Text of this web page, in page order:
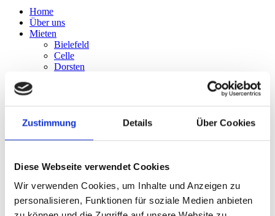
Zustimmung Details Über Cookies
Diese Webseite verwendet Cookies
Wir verwenden Cookies, um Inhalte und Anzeigen zu
personalisieren, Funktionen für soziale Medien anbieten
Home
Über uns
Mieten
Bielefeld
Celle
Dorsten
Grevenbroich
Lüneburg
Münster
Siegen
Stade
Weißenhorn